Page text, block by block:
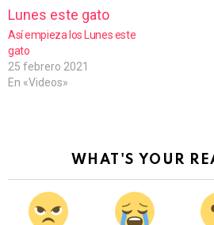
Así empieza los Lunes este
gato
25 febrero 2021
En «Videos»
WHAT'S YOUR